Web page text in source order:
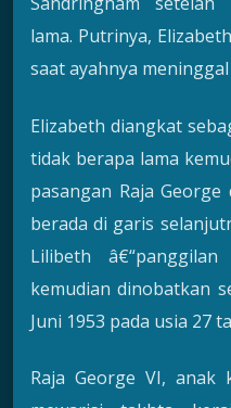
lama. Putrinya,
saat ayahnya
Elizabeth diangkat
tidak berapa lama
pasangan Raja
berada di garis
Lilibeth
kemudian dinobatkan
Juni 1953 pada usia 27
Raja George VI, anak